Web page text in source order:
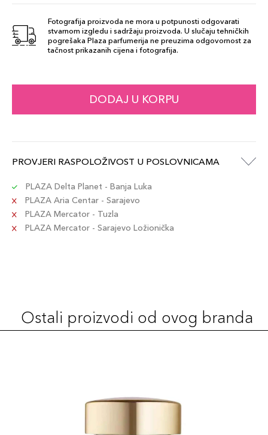
Fotografija proizvoda ne mora u potpunosti odgovarati
stvarnom izgledu i sadržaju proizvoda. U slučaju tehničkih
pogrešaka Plaza parfumerija ne preuzima odgovornost za
tačnost prikazanih cijena i fotografija.
DODAJ U KORPU
PROVJERI RASPOLOŽIVOST U POSLOVNICAMA
PLAZA Delta Planet - Banja Luka
PLAZA Aria Centar - Sarajevo
PLAZA Mercator - Tuzla
PLAZA Mercator - Sarajevo Ložionička
Ostali proizvodi od ovog branda